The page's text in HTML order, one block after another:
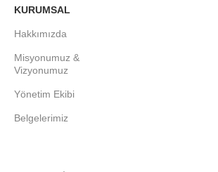
KURUMSAL
Hakkımızda
Misyonumuz &
Vizyonumuz
Yönetim Ekibi
Belgelerimiz